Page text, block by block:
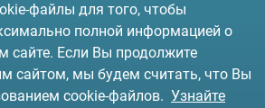
файлы для того, чтобы
полной информацией о
сайте. Если Вы продолжите
сайтом, мы будем считать, что Вы
cookie-файлов. Узнайте